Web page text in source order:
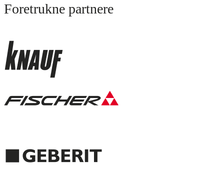
Foretrukne partnere